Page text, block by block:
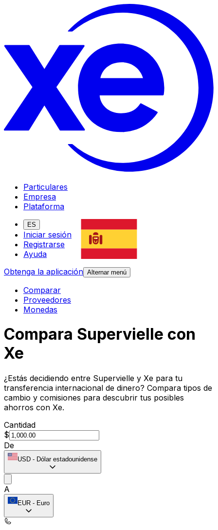
Particulares
Empresa
Plataforma
ES
Iniciar sesión
Registrarse
Ayuda
Obtenga la aplicación Alternar menú
Comparar
Proveedores
Monedas
Compara Supervielle con
Xe
¿Estás decidiendo entre Supervielle y Xe para tu
transferencia internacional de dinero? Compara tipos de
cambio y comisiones para descubrir tus posibles
ahorros con Xe.
Cantidad
$
De
USD - Dólar estadounidense
A
EUR - Euro